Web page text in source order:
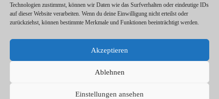
Technologien zustimmst, können wir Daten wie das Surfverhalten oder eindeutige IDs
auf dieser Website verarbeiten. Wenn du deine Einwilligung nicht erteilst oder
zurückziehst, können bestimmte Merkmale und Funktionen beeinträchtigt werden.
Akzeptieren
Ablehnen
Einstellungen ansehen
Vorträge
© ANATOLIEN Magazin 2026